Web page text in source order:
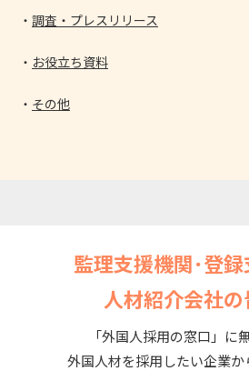
調査・プレスリリース
お役立ち資料
その他
監理支援機関･登録
人材紹介会社
「外国人採用の窓口」に
外国人材を採用したい企業か